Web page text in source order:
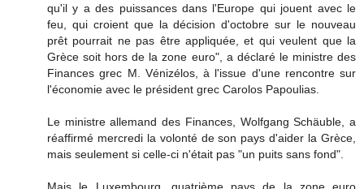
qu'il y a des puissances dans l'Europe qui jouent avec le
feu, qui croient que la décision d'octobre sur le nouveau
prêt pourrait ne pas être appliquée, et qui veulent que la
Grèce soit hors de la zone euro", a déclaré le ministre des
Finances grec M. Vénizélos, à l'issue d'une rencontre sur
l'économie avec le président grec Carolos Papoulias.
Le ministre allemand des Finances, Wolfgang Schäuble, a
réaffirmé mercredi la volonté de son pays d'aider la Grèce,
mais seulement si celle-ci n'était pas "un puits sans fond".
Mais le Luxembourg, quatrième pays de la zone euro